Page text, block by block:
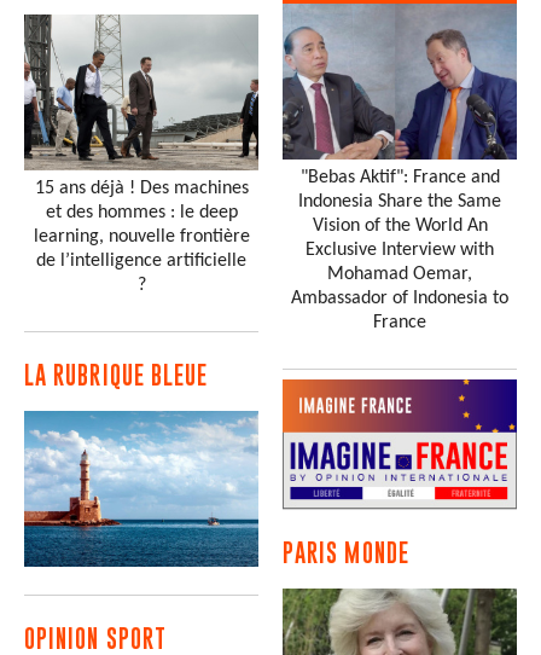
15 ans déjà ! Des machines
et des hommes : le deep
learning, nouvelle frontière
de l’intelligence artificielle
?
LA RUBRIQUE BLEUE
OPINION SPORT
"Bebas Aktif": France and
Indonesia Share the Same
Vision of the World An
Exclusive Interview with
Mohamad Oemar,
Ambassador of Indonesia to
France
PARIS MONDE